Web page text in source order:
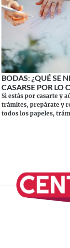
BODAS: ¿QUÉ SE
CASARSE POR LO
Si estás por casarte y
trámites, prepárate y
todos los papeles,